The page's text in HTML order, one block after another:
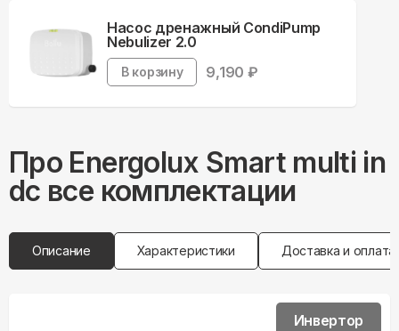
Насос дренажный CondiPump
Nebulizer 2.0
В корзину 9,190 ₽
Про Energolux Smart multi in
dc все комплектации
Описание Характеристики Доставка и оплата
Инвертор